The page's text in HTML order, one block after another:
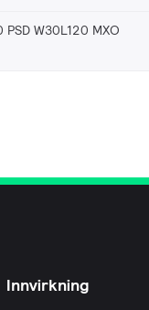
W30L120 MXO
Innvirkning